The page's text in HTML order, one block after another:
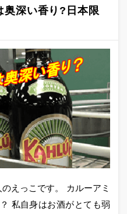
奥深い香り?日本限
えっこです。 カルーアミ
私自身はお酒がとても弱